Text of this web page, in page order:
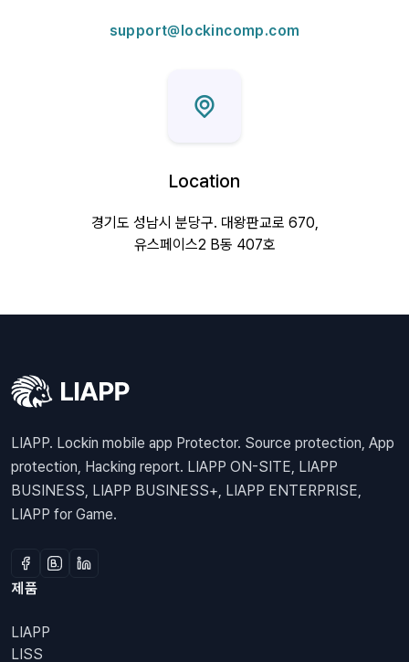
support@lockincomp.com
Location
경기도 성남시 분당구. 대왕판교로 670,
유스페이스2 B동 407호
LIAPP. Lockin mobile app Protector. Source protection, App
protection, Hacking report. LIAPP ON-SITE, LIAPP
BUSINESS, LIAPP BUSINESS+, LIAPP ENTERPRISE,
LIAPP for Game.
제품
LIAPP
LISS